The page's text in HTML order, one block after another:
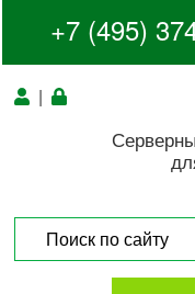
+7 (495)
|